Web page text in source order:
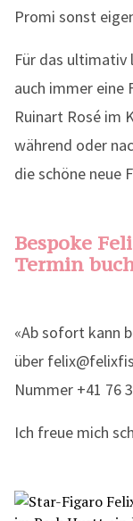
Promi sonst
Für das ultimativ
auch immer eine
Ruinart Rosé im
während oder
die schöne neue
Bespoke
Termin
«Ab sofort kann
über
Nummer +41 76
Ich freue mich